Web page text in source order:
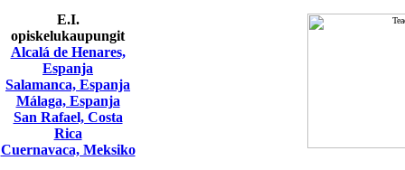
E.I.
opiskelukaupungit
Alcalá de Henares,
Espanja
Salamanca, Espanja
Málaga, Espanja
San Rafael, Costa
Rica
Cuernavaca, Meksiko